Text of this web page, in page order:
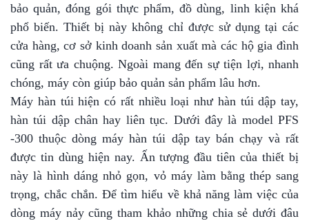
bảo quản, đóng gói thực phẩm, đồ dùng, linh kiện khá
phổ biến. Thiết bị này không chỉ được sử dụng tại các
cửa hàng, cơ sở kinh doanh sản xuất mà các hộ gia đình
cũng rất ưa chuộng. Ngoài mang đến sự tiện lợi, nhanh
chóng, máy còn giúp bảo quản sản phẩm lâu hơn.
Máy hàn túi hiện có rất nhiều loại như hàn túi dập tay,
hàn túi dập chân hay liên tục. Dưới đây là model PFS
-300 thuộc dòng máy hàn túi dập tay bán chạy và rất
được tin dùng hiện nay. Ấn tượng đầu tiên của thiết bị
này là hình dáng nhỏ gọn, vỏ máy làm bằng thép sang
trọng, chắc chắn. Để tìm hiểu về khả năng làm việc của
dòng máy nảy cũng tham khảo những chia sẻ dưới đâu